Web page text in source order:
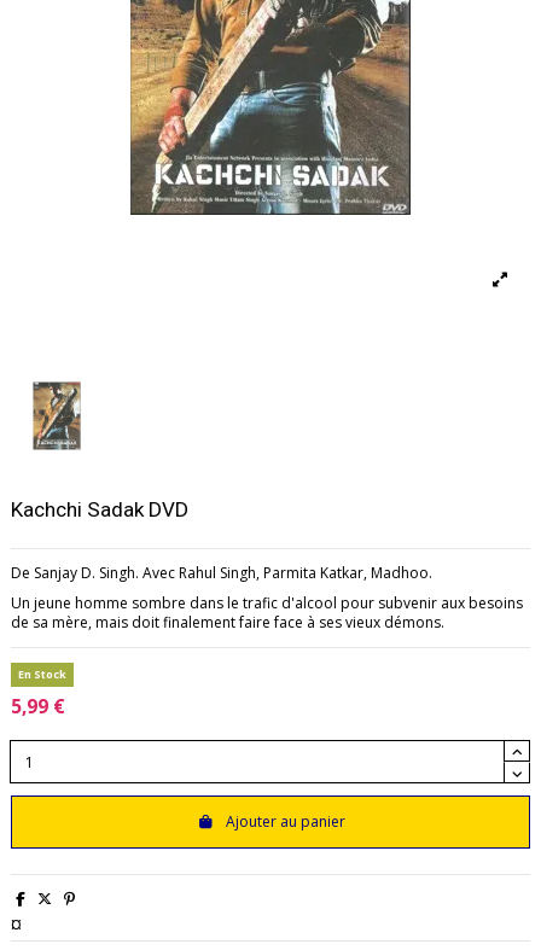
Kachchi Sadak DVD
De Sanjay D. Singh. Avec Rahul Singh, Parmita Katkar, Madhoo.
Un jeune homme sombre dans le trafic d'alcool pour subvenir aux besoins
de sa mère, mais doit finalement faire face à ses vieux démons.
En Stock
5,99 €
Ajouter au panier
¤